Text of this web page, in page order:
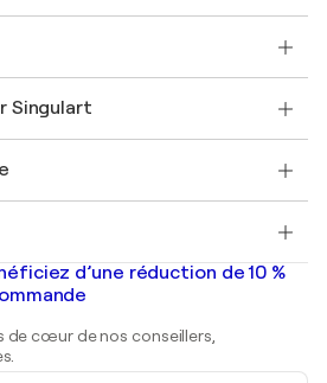
commercial
d'art original
qu'Artiste
Singulart
d’une réduction de 10 %
de cœur de nos conseillers,